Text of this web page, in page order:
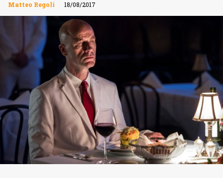
Matteo Regoli 18/08/2017